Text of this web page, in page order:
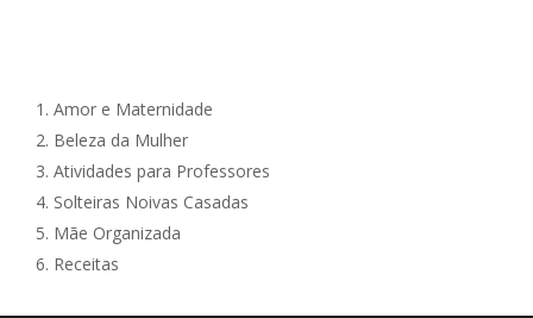
1. Amor e Maternidade
2. Beleza da Mulher
3. Atividades para Professores
4. Solteiras Noivas Casadas
5. Mãe Organizada
6. Receitas